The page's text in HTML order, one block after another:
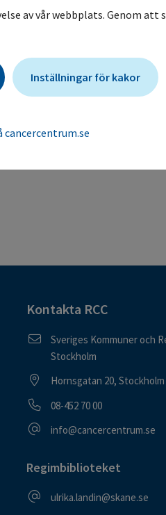
i fas II vid flera
hos deltagare med
med höga doser av
klinik, allmän
/ Onkologisk klinik, allmän
att ta reda på om ett
cytostatika behandling mot
av vår webbplats. Genom att
Inställningar för kakor
cancercentrum.se
Kontakta RCC
Postadress
Sveriges Kommuner och
Stockholm
Besöksadress
Hornsgatan 20, Stockholm
Telefonnummer
08-452 70 00
E-postadress
info@cancercentrum.se
Regimbiblioteket
E-postadress
ulrika.landin@skane.se